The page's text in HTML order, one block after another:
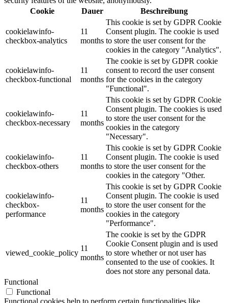
Cookie
Dauer Beschreibung
cookielawinfo-
checkbox-analytics
11
months
This cookie is set by GDPR Cookie
Consent plugin. The cookie is used
to store the user consent for the
cookies in the category "Analytics".
cookielawinfo-
checkbox-functional
11
months
The cookie is set by GDPR cookie
consent to record the user consent
for the cookies in the category
"Functional".
cookielawinfo-
checkbox-necessary
11
months
This cookie is set by GDPR Cookie
Consent plugin. The cookies is used
to store the user consent for the
cookies in the category
"Necessary".
cookielawinfo-
checkbox-others
11
months
This cookie is set by GDPR Cookie
Consent plugin. The cookie is used
to store the user consent for the
cookies in the category "Other.
cookielawinfo-
checkbox-
performance
11
months
This cookie is set by GDPR Cookie
Consent plugin. The cookie is used
to store the user consent for the
cookies in the category
"Performance".
viewed_cookie_policy
11
months
The cookie is set by the GDPR
Cookie Consent plugin and is used
to store whether or not user has
consented to the use of cookies. It
does not store any personal data.
Functional
Functional